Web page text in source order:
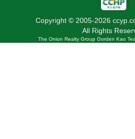
Copyright © 2005-2026
All Rights
The Onion Realty Group Gorden Kao